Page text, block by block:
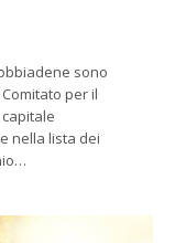
sono
per il
nella lista dei